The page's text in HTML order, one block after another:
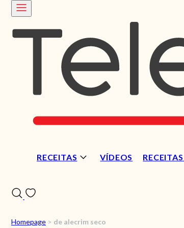
RECEITAS VÍDEOS
Homepage > de alecrim seco